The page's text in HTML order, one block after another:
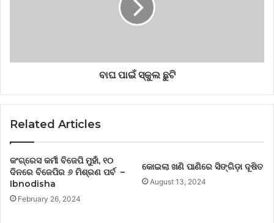
ବାଘ ପାଇଁ ସ୍କୁଲ ଛୁଟି
Related Articles
କଂଗ୍ରେସ କର୍ମୀ ବିଜେପି ମୁହାଁ, ୧୦
ଦିନରେ ବିଜେପିର ୬ ମିଶ୍ରଣ ପର୍ବ –
Ibnodisha
February 26, 2024
କୋଇଲା ଖଣି ପାଣିରେ ସିଙ୍ଗିଡ଼ା ଦୂଷିତ
August 13, 2024